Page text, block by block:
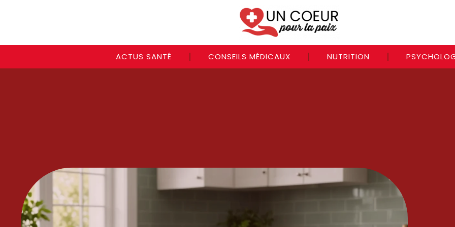
ACTUS SANTÉ CONSEILS MÉDICAUX NUTRITION